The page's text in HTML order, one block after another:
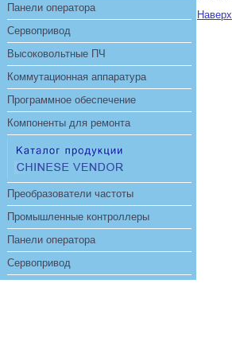
Панели оператора
Сервопривод
Высоковольтные ПЧ
Коммутационная аппаратура
Программное обеспечение
Компоненты для ремонта
Преобразователи частоты
Промышленные контроллеры
Панели оператора
Сервопривод
Наверх